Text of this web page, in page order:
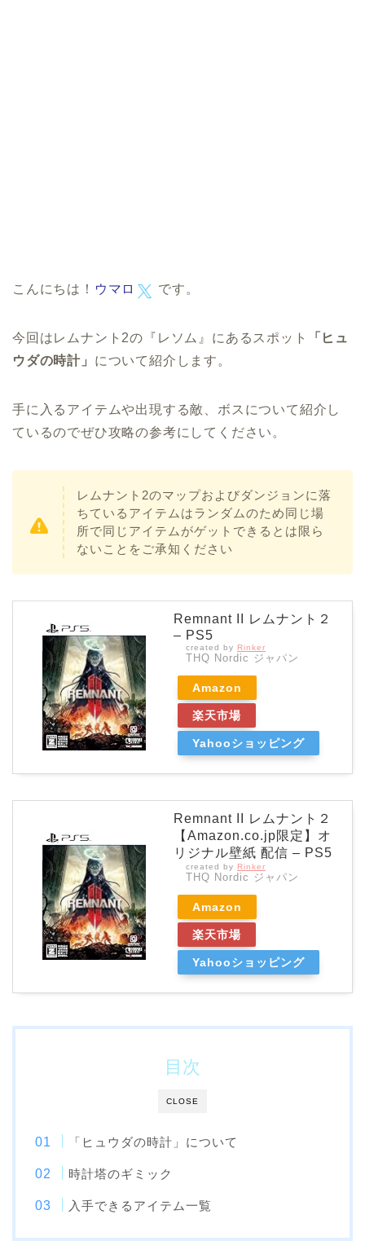
こんにちは！ ウマロ です。
今回はレムナント2の『レソム』にあるスポット
「ヒュ
ウダの時計」 について紹介します。
手に入るアイテムや出現する敵、ボスについて紹介し
ているのでぜひ攻略の参考にしてください。
レムナント2のマップおよびダンジョンに落
ちているアイテムはランダムのため同じ場
所で同じアイテムがゲットできるとは限ら
ないことをご承知ください
Remnant II レムナント２
– PS5
created by Rinker
THQ Nordic ジャパン
Amazon
楽天市場
Yahooショッピング
Remnant II レムナント２
【Amazon.co.jp限定】オ
リジナル壁紙 配信 – PS5
created by Rinker
THQ Nordic ジャパン
Amazon
楽天市場
Yahooショッピング
CLOSE
目次
「ヒュウダの時計」について
時計塔のギミック
入手できるアイテム一覧